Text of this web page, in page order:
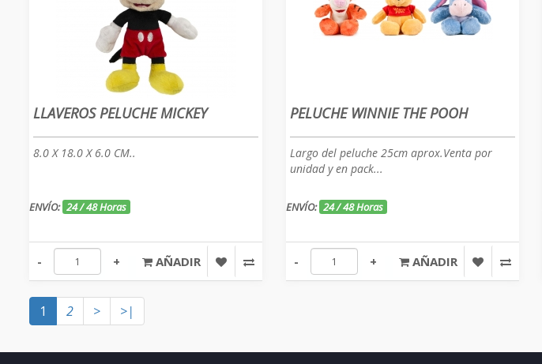
LLAVEROS PELUCHE MICKEY
8.0 X 18.0 X 6.0 CM..
ENVÍO: 24 / 48 Horas
- + AÑADIR
PELUCHE WINNIE THE POOH
Largo del peluche 25cm aprox.Venta por
unidad y en pack...
ENVÍO: 24 / 48 Horas
- + AÑADIR
1 2 > >|